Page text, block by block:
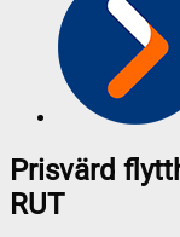
Prisvärd
RUT